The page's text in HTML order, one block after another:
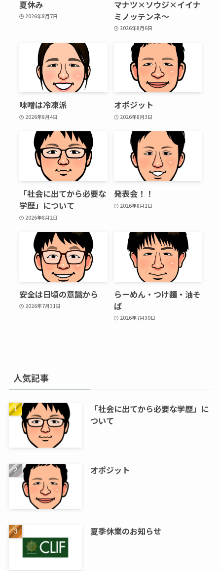
夏休み
2026年8月7日
マナツ×ソウジ×イイナ
ミノッテンネ～
2026年8月6日
味噌は冷凍派
2026年8月4日
オポジット
2026年8月3日
「社会に出てから必要な
学歴」について
2026年8月2日
発表会！！
2026年8月1日
安全は日頃の意識から
2026年7月31日
らーめん・つけ麵・油そ
ば
2026年7月30日
人気記事
「社会に出てから必要な学歴」に
ついて
オポジット
夏季休業のお知らせ